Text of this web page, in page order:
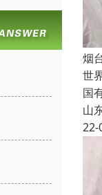
烟
世
国
山
22-